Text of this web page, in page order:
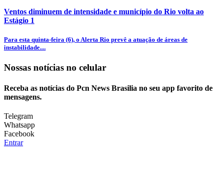
Ventos diminuem de intensidade e município do Rio volta ao
Estágio 1
Para esta quinta-feira (6), o Alerta Rio prevê a atuação de áreas de
instabilidade....
Nossas notícias no celular
Receba as notícias do Pcn News Brasilia no seu app favorito de
mensagens.
Telegram
Whatsapp
Facebook
Entrar